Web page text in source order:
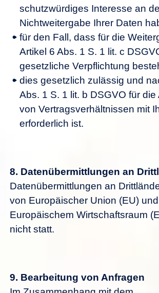
schutzwürdiges Interesse an
Nichtweitergabe Ihrer Daten
für den Fall, dass für die
Artikel 6 Abs. 1 S. 1 lit. c
gesetzliche Verpflichtung
dies gesetzlich zulässig und
Abs. 1 S. 1 lit. b DSGVO für die
von Vertragsverhältnissen mit
erforderlich ist.
8. Datenübermittlungen an
Datenübermittlungen an
von Europäischer Union (EU) und
Europäischem Wirtschaftsraum
nicht statt.
9. Bearbeitung von Anfragen